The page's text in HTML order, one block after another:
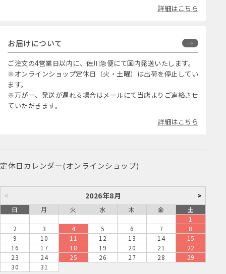
詳細はこちら
お届けについて
ご注文の4営業日以内に、佐川急便にて国内発送いたします。
※オンラインショップ定休日（火・土曜）は出荷を停止してい
ます。
※万が一、発送が遅れる場合はメールにて当店よりご連絡させ
ていただきます。
詳細はこちら
定休日カレンダー(オンラインショップ)
< 2026年8月 >
日 月 火 水 木 金
土
1
2
3 4 5 6 7
8
9
10 11 12 13 14
15
16
17 18 19 20 21
22
23
24 25 26 27 28
29
30
31